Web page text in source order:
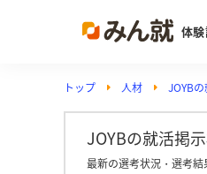
体
トップ 人材 JOYB
JOYBの就活掲
最新の選考状況・選考結